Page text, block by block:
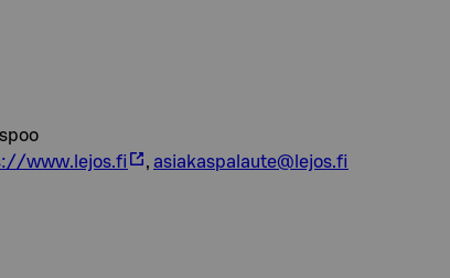
www.lejos.fi , asiakaspalaute@lejos.fi